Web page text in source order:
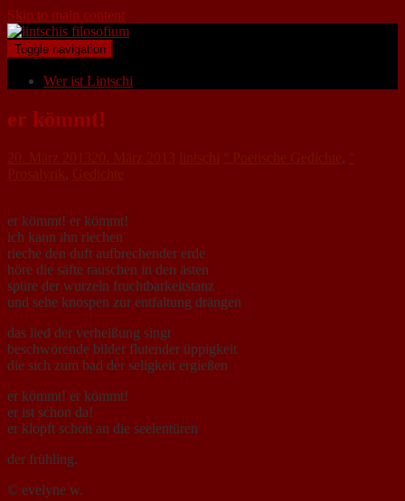
Skip to main content
Toggle navigation
Wer ist Lintschi
er kömmt!
,
,
er kömmt! er kömmt!
ich kann ihn riechen
rieche den duft aufbrechender erde
höre die säfte rauschen in den ästen
spüre der wurzeln fruchtbarkeitstanz
und sehe knospen zur entfaltung drängen
das lied der verheißung singt
beschwörende bilder flutender üppigkeit
die sich zum bad der seligkeit ergießen
er kömmt! er kömmt!
er ist schon da!
er klopft schon an die seelentüren
der frühling.
© evelyne w.